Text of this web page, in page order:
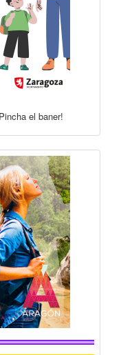
el baner!